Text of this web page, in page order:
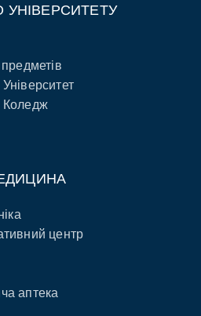
УНІВЕРСИТЕТУ
Коледж
центр
аптека